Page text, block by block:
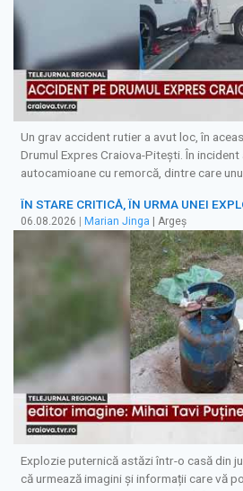
Un grav accident rutier a avut loc, în
Drumul Expres Craiova-Pitești. În
autocamioane cu remorcă, dintre care
ÎN STARE CRITICĂ, ÎN URMA UNEI
06.08.2026 | Marian Jinga | Argeș
Explozie puternică astăzi într-o casă din
că urmează imagini și informații care vă